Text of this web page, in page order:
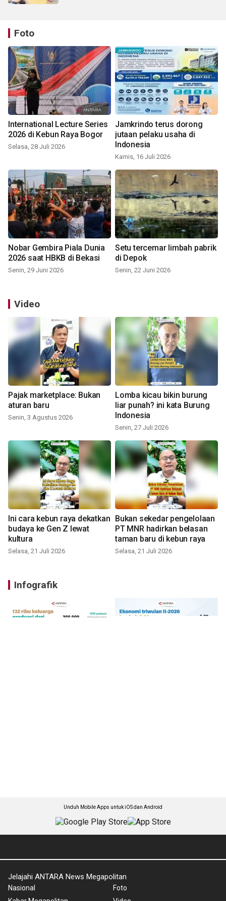
Foto
International Lecture Series
2026 di Kebun Raya Bogor
Selasa, 28 Juli 2026
Jamkrindo terus dorong
jutaan pelaku usaha di
Indonesia
Kamis, 16 Juli 2026
Nobar Gembira Piala Dunia
2026 saat HBKB di Bekasi
Senin, 29 Juni 2026
Setu tercemar limbah pabrik
di Depok
Senin, 22 Juni 2026
Video
Pajak marketplace: Bukan
aturan baru
Senin, 3 Agustus 2026
Lomba kicau bikin burung
liar punah? ini kata Burung
Indonesia
Senin, 27 Juli 2026
Ini cara kebun raya dekatkan
budaya ke Gen Z lewat
kultura
Selasa, 21 Juli 2026
Bukan sekedar pengelolaan
PT MNR hadirkan belasan
taman baru di kebun raya
Selasa, 21 Juli 2026
Infografik
Unduh Mobile Apps untuk iOS dan Android
Jelajahi ANTARA News Megapolitan
Nasional
Foto